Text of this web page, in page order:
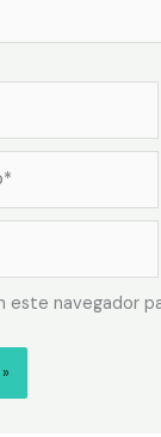
este navegador